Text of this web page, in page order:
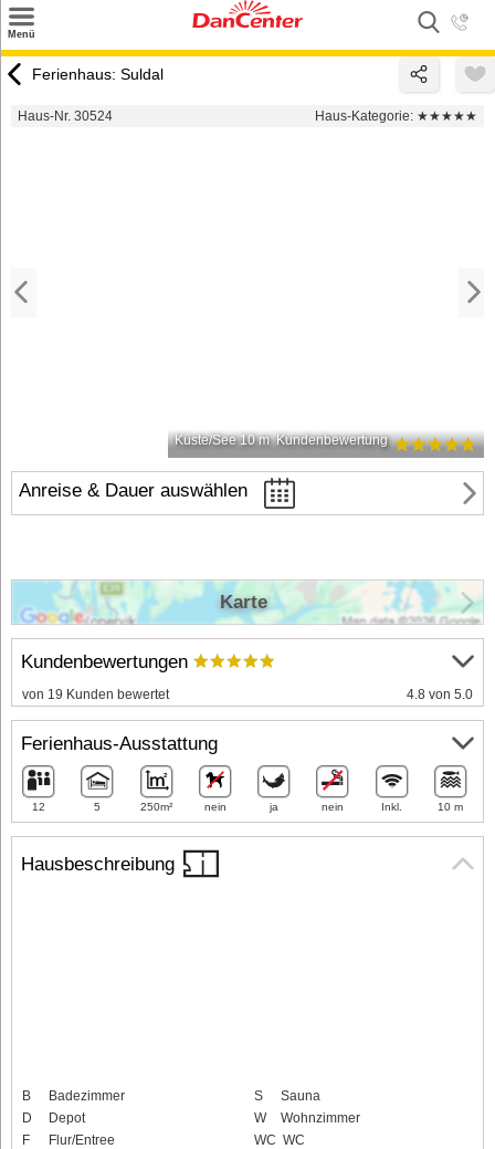
Menü
Urlaubsziele
Ferienhaus: Suldal
Haus-Nr. 30524 Haus-Kategorie: ★★★★★
Küste/See 10 m Kundenbewertung
Anreise & Dauer auswählen
Hausbeschreibung
B
Badezimmer
D
Depot
F
Flur/Entree
S
Sauna
W
Wohnzimmer
WC WC
Kundenbewertungen
von 19 Kunden bewertet 4.8 von 5.0
Ferienhaus-Ausstattung
12 5 250m² nein ja nein Inkl. 10 m
Karte